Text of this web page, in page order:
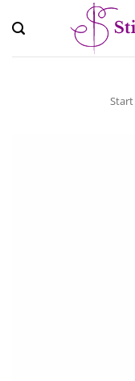
Inhalt
springen
Start